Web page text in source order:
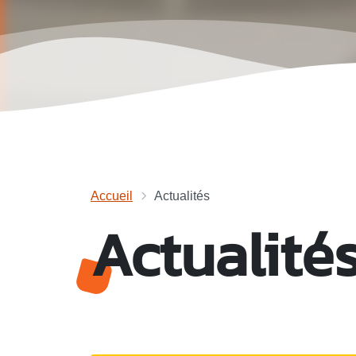
Accueil Actualités